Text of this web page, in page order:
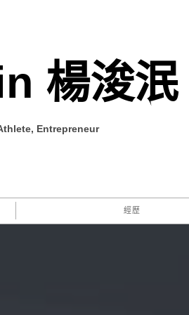
楊浚泯
Entrepreneur
經歷